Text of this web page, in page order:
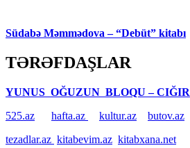
Südabə Məmmədova – “Debüt” kitabı
TƏRƏFDAŞLAR
YUNUS OĞUZUN BLOQU – CIĞIR
525.az
hafta.az kultur.az
butov.az
tezadlar.az kitabevim.az kitabxana.net